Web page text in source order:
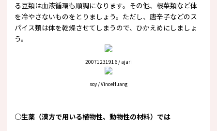
る豆類は血液循環も順調になります。その他、根菜類など体
を冷やさないものをとりましょう。ただし、唐辛子などのス
パイス類は体を乾燥させてしまうので、ひかえめにしましょ
う。
20071231916 / ajari
soy / VinceHuang
○生薬（漢方で用いる植物性、動物性の材料）では